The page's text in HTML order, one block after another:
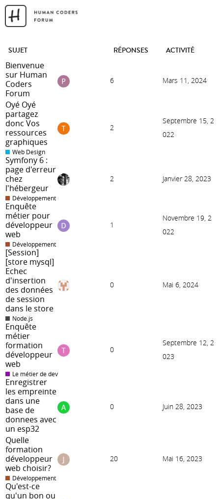
SUJET RÉPONSES ACTIVITÉ
Bienvenue
sur Human
Coders
Forum
6 Mars 11, 2024
Oyé Oyé
partagez
donc Vos
ressources
graphiques
Web Design
2
Septembre 15, 2
022
Symfony 6 :
page d'erreur
chez
l'hébergeur
Développement
2 Janvier 28, 2023
Enquête
métier pour
développeur
web
Développement
1
Novembre 19, 2
022
[Session]
[store mysql]
Echec
d'insertion
des données
de session
dans le store
Node.js
0 Mai 6, 2024
Enquête
métier
formation
développeur
web
Le métier de dev
0
Septembre 12, 2
023
Enregistrer
les empreinte
dans une
base de
donnees avec
un esp32
0 Juin 28, 2023
Quelle
formation
développeur
web choisir?
Développement
20 Mai 16, 2023
Qu'est-ce
qu'un bon ou